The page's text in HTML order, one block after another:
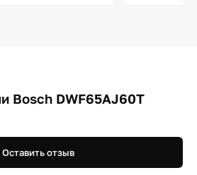
Bosch DWF65AJ60T
Оставить отзыв